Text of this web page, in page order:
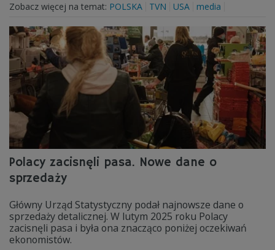
Zobacz więcej na temat: POLSKA TVN USA media
Polacy zacisnęli pasa. Nowe dane o
sprzedaży
Główny Urząd Statystyczny podał najnowsze dane o
sprzedaży detalicznej. W lutym 2025 roku Polacy
zacisnęli pasa i była ona znacząco poniżej oczekiwań
ekonomistów.